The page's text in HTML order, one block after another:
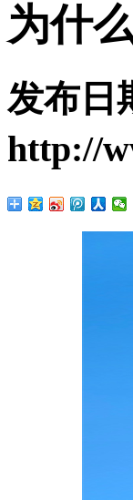
为什
发布日
http://